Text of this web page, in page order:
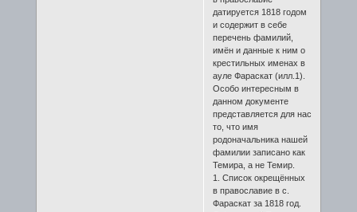
датируется 1818 годом
и содержит в себе
перечень фамилий,
имён и данные к ним о
крестильных именах в
ауле Фараскат (илл.1).
Особо интересным в
данном документе
представляется для нас
то, что имя
родоначальника нашей
фамилии записано как
Темира, а не Темир.
1. Список окрещённых
в православие в с.
Фараскат за 1818 год.